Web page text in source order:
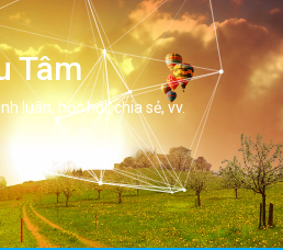
Tâm
luân, học hỏi, chia sẻ, vv.